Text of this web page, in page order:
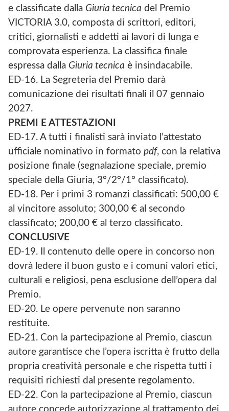
e classificate dalla Giuria tecnica del Premio
VICTORIA 3.0, composta di scrittori, editori,
critici, giornalisti e addetti ai lavori di lunga e
comprovata esperienza. La classifica finale
espressa dalla Giuria tecnica è insindacabile.
ED-16. La Segreteria del Premio darà
comunicazione dei risultati finali il 07 gennaio
2027.
PREMI E ATTESTAZIONI
ED-17. A tutti i finalisti sarà inviato l’attestato
ufficiale nominativo in formato pdf, con la relativa
posizione finale (segnalazione speciale, premio
speciale della Giuria, 3°/2°/1° classificato).
ED-18. Per i primi 3 romanzi classificati: 500,00 €
al vincitore assoluto; 300,00 € al secondo
classificato; 200,00 € al terzo classificato.
CONCLUSIVE
ED-19. Il contenuto delle opere in concorso non
dovrà ledere il buon gusto e i comuni valori etici,
culturali e religiosi, pena esclusione dell’opera dal
Premio.
ED-20. Le opere pervenute non saranno
restituite.
ED-21. Con la partecipazione al Premio, ciascun
autore garantisce che l’opera iscritta è frutto della
propria creatività personale e che rispetta tutti i
requisiti richiesti dal presente regolamento.
ED-22. Con la partecipazione al Premio, ciascun